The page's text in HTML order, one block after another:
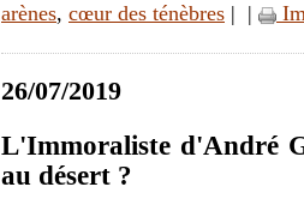
arènes, cœur des ténèbres | |
26/07/2019
L'Immoraliste d'André
au désert ?